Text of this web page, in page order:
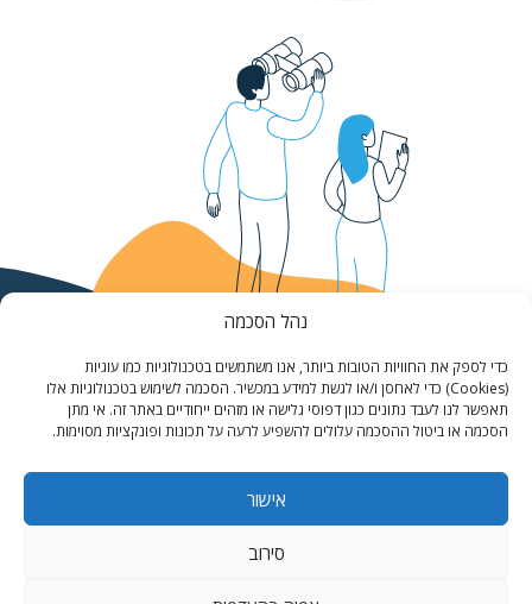
נהל הסכמה
כדי לספק את החוויות הטובות ביותר, אנו משתמשים בטכנולוגיות כמו עוגיות
(Cookies) כדי לאחסן ו/או לגשת למידע במכשיר. הסכמה לשימוש בטכנולוגיות אלו
תאפשר לנו לעבד נתונים כגון דפוסי גלישה או מזהים ייחודיים באתר זה. אי מתן
הסכמה או ביטול ההסכמה עלולים להשפיע לרעה על תכונות ופונקציות מסוימות.
אישור
סירוב